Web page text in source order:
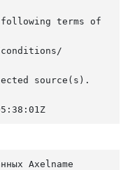
terms of
source(s).
Axelname